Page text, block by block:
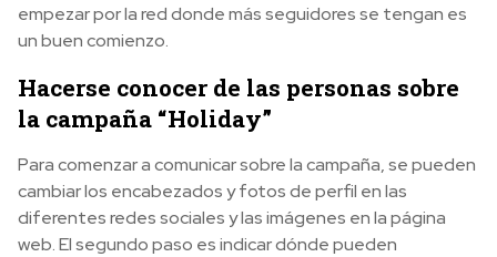
empezar por la red donde más seguidores se tengan es
un buen comienzo.
Hacerse conocer de las personas sobre
la campaña “Holiday”
Para comenzar a comunicar sobre la campaña, se pueden
cambiar los encabezados y fotos de perfil en las
diferentes redes sociales y las imágenes en la página
web. El segundo paso es indicar dónde pueden